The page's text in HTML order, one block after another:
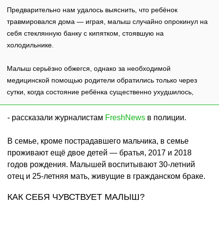
Предварительно нам удалось выяснить, что ребёнок
травмировался дома — играя, малыш случайно опрокинул на
себя стеклянную банку с кипятком, стоявшую на
холодильнике.
Малыш серьёзно обжегся, однако за необходимой
медицинской помощью родители обратились только через
сутки, когда состояние ребёнка существенно ухудшилось,
- рассказали журналистам FreshNews в полиции.
В семье, кроме пострадавшего мальчика, в семье
проживают ещё двое детей — братья, 2017 и 2018
годов рождения. Малышей воспитывают 30-летний
отец и 25-летняя мать, живущие в гражданском браке.
КАК СЕБЯ ЧУВСТВУЕТ МАЛЫШ?